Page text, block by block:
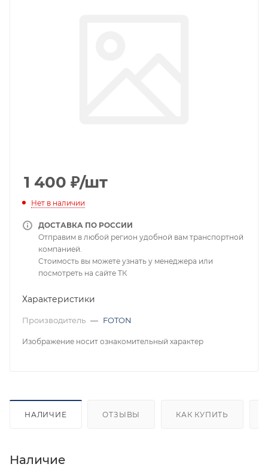
1 400 ₽/шт
Нет в наличии
ДОСТАВКА ПО РОССИИ
Отправим в любой регион удобной вам транспортной
компанией.
Стоимость вы можете узнать у менеджера или
посмотреть на сайте ТК
Характеристики
Производитель — FOTON
Изображение носит ознакомительный характер
НАЛИЧИЕ ОТЗЫВЫ КАК КУПИТЬ
Наличие